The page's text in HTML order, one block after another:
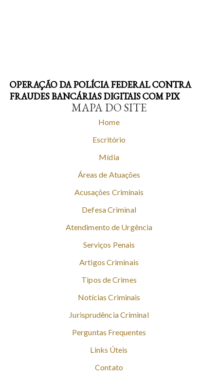
OPERAÇÃO DA POLÍCIA FEDERAL CONTRA
FRAUDES BANCÁRIAS DIGITAIS COM PIX
MAPA DO SITE
Home
Escritório
Mídia
Áreas de Atuações
Acusações Criminais
Defesa Criminal
Atendimento de Urgência
Serviços Penais
Artigos Criminais
Tipos de Crimes
Notícias Criminais
Jurisprudência Criminal
Perguntas Frequentes
Links Úteis
Contato